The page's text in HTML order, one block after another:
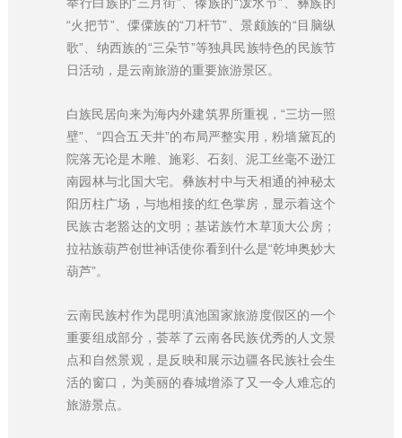
“火把节”、僳僳族的“刀杆节”、景颇族的“目脑纵
歌”、纳西族的“三朵节”等独具民族特色的民族节
日活动，是云南旅游的重要旅游景区。
白族民居向来为海内外建筑界所重视，“三坊一照
壁”、“四合五天井”的布局严整实用，粉墙黛瓦的
院落无论是木雕、施彩、石刻、泥工丝毫不逊江
南园林与北国大宅。彝族村中与天相通的神秘太
阳历柱广场，与地相接的红色掌房，显示着这个
民族古老豁达的文明；基诺族竹木草顶大公房；
拉祜族葫芦创世神话使你看到什么是“乾坤奥妙大
葫芦”。
云南民族村作为昆明滇池国家旅游度假区的一个
重要组成部分，荟萃了云南各民族优秀的人文景
点和自然景观，是反映和展示边疆各民族社会生
活的窗口，为美丽的春城增添了又一令人难忘的
旅游景点。